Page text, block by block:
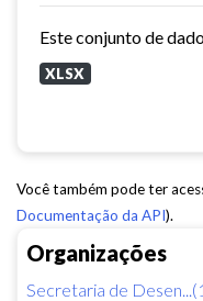
Organizações
Secretaria de
XLSX
Você também pode ter
Documentação da API).